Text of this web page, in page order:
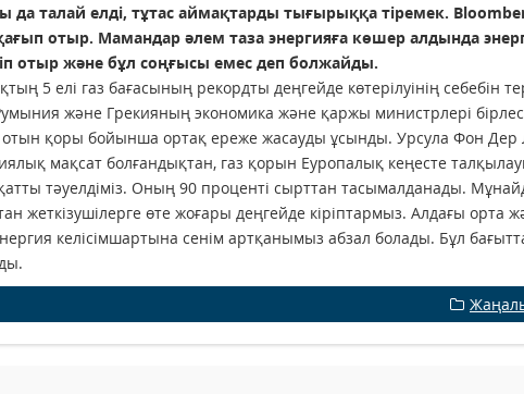
да талай елді, тұтас аймақтарды тығырыққа тіремек.
отыр. Мамандар әлем таза энергияға көшер алдында
отыр және бұл соңғысы емес деп болжайды.
5 елі газ бағасының рекордты деңгейде көтерілуінің себебін
және Грекияның экономика және қаржы министрлері
отын қоры бойынша ортақ ереже жасауды ұсынды. Урсула Фон Дер
мақсат болғандықтан, газ қорын Еуропалық кеңесте
тәуелдіміз. Оның 90 проценті сырттан тасымалданады.
жеткізушілерге өте жоғары деңгейде кіріптармыз. Алдағы орта
келісімшартына сенім артқанымыз абзал болады. Бұл